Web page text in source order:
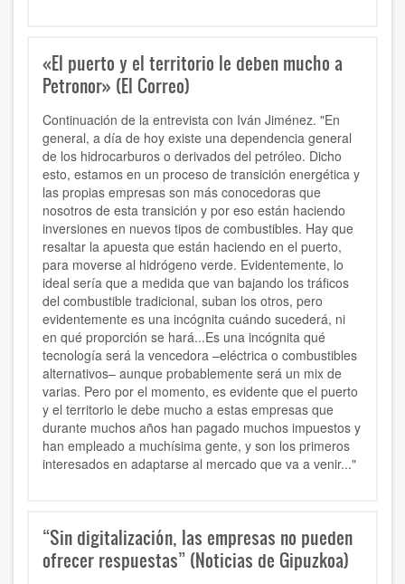
«El puerto y el territorio le deben mucho a
Petronor» (El Correo)
Continuación de la entrevista con Iván Jiménez. "En
general, a día de hoy existe una dependencia general
de los hidrocarburos o derivados del petróleo. Dicho
esto, estamos en un proceso de transición energética y
las propias empresas son más conocedoras que
nosotros de esta transición y por eso están haciendo
inversiones en nuevos tipos de combustibles. Hay que
resaltar la apuesta que están haciendo en el puerto,
para moverse al hidrógeno verde. Evidentemente, lo
ideal sería que a medida que van bajando los tráficos
del combustible tradicional, suban los otros, pero
evidentemente es una incógnita cuándo sucederá, ni
en qué proporción se hará...Es una incógnita qué
tecnología será la vencedora –eléctrica o combustibles
alternativos– aunque probablemente será un mix de
varias. Pero por el momento, es evidente que el puerto
y el territorio le debe mucho a estas empresas que
durante muchos años han pagado muchos impuestos y
han empleado a muchísima gente, y son los primeros
interesados en adaptarse al mercado que va a venir..."
“Sin digitalización, las empresas no pueden
ofrecer respuestas” (Noticias de Gipuzkoa)